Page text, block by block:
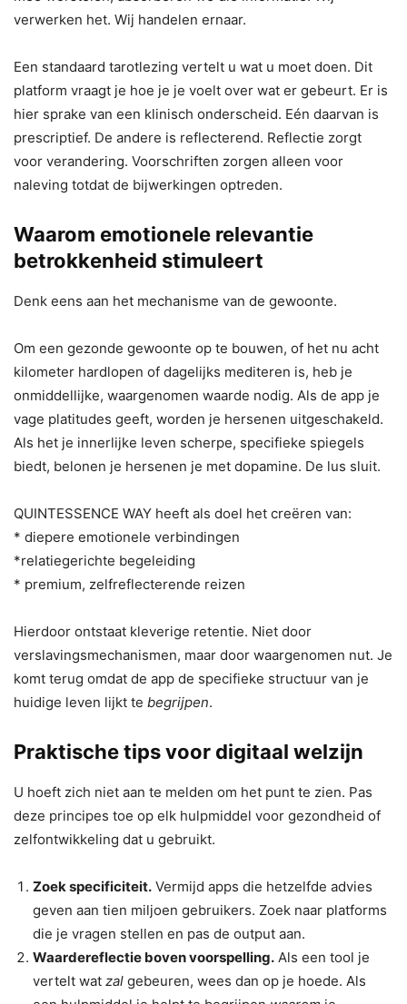
verwerken het. Wij handelen ernaar.
Een standaard tarotlezing vertelt u wat u moet doen. Dit
platform vraagt ​​je hoe je je voelt over wat er gebeurt. Er is
hier sprake van een klinisch onderscheid. Eén daarvan is
prescriptief. De andere is reflecterend. Reflectie zorgt
voor verandering. Voorschriften zorgen alleen voor
naleving totdat de bijwerkingen optreden.
Waarom emotionele relevantie
betrokkenheid stimuleert
Denk eens aan het mechanisme van de gewoonte.
Om een ​​gezonde gewoonte op te bouwen, of het nu acht
kilometer hardlopen of dagelijks mediteren is, heb je
onmiddellijke, waargenomen waarde nodig. Als de app je
vage platitudes geeft, worden je hersenen uitgeschakeld.
Als het je innerlijke leven scherpe, specifieke spiegels
biedt, belonen je hersenen je met dopamine. De lus sluit.
QUINTESSENCE WAY heeft als doel het creëren van:
* diepere emotionele verbindingen
*relatiegerichte begeleiding
* premium, zelfreflecterende reizen
Hierdoor ontstaat kleverige retentie. Niet door
verslavingsmechanismen, maar door waargenomen nut. Je
komt terug omdat de app de specifieke structuur van je
huidige leven lijkt te begrijpen.
Praktische tips voor digitaal welzijn
U hoeft zich niet aan te melden om het punt te zien. Pas
deze principes toe op elk hulpmiddel voor gezondheid of
zelfontwikkeling dat u gebruikt.
Zoek specificiteit. Vermijd apps die hetzelfde advies
geven aan tien miljoen gebruikers. Zoek naar platforms
die je vragen stellen en pas de output aan.
Waardereflectie boven voorspelling. Als een tool je
vertelt wat zal gebeuren, wees dan op je hoede. Als